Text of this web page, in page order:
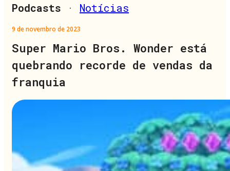
Podcasts · Notícias
9 de novembro de 2023
Super Mario Bros. Wonder está
quebrando recorde de vendas da
franquia